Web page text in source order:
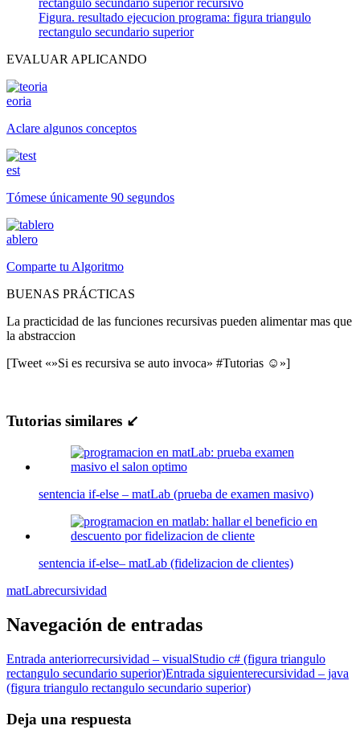
Figura. resultado ejecucion programa: figura triangulo
rectangulo secundario superior
EVALUAR APLICANDO
eoria
Aclare algunos conceptos
est
Tómese únicamente 90 segundos
ablero
Comparte tu Algoritmo
BUENAS PRÁCTICAS
La practicidad de las funciones recursivas pueden alimentar mas que
la abstraccion
[Tweet «»Si es recursiva se auto invoca» #Tutorias ☺»]
Tutorias similares ↙
sentencia if-else – matLab (prueba de examen masivo)
sentencia if-else– matLab (fidelizacion de clientes)
matLabrecursividad
Navegación de entradas
Entrada anteriorrecursividad – visualStudio c# (figura triangulo
rectangulo secundario superior)Entrada siguienterecursividad – java
(figura triangulo rectangulo secundario superior)
Deja una respuesta